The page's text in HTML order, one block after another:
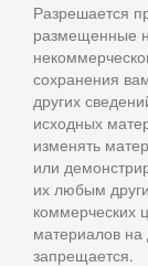
Разрешается
размещенные
сохранения
других
исходных
изменять
или
их любым
коммерческих
материалов на
запрещается.